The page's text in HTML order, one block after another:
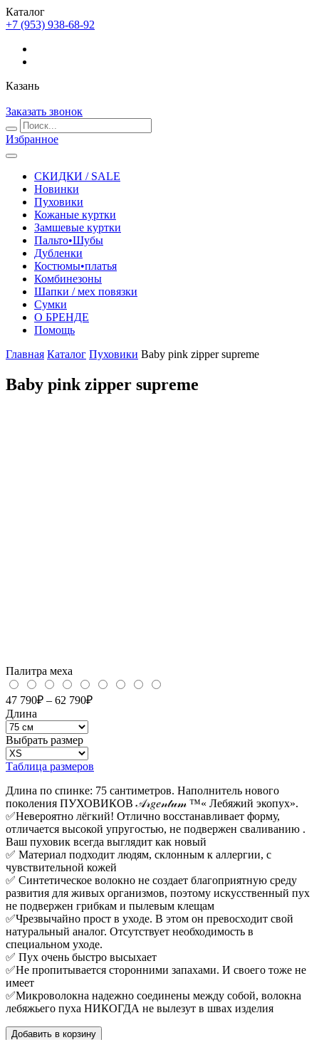
Каталог
+7 (953) 938-68-92
Казань
Заказать звонок
Избранное
СКИДКИ / SALE
Новинки
Пуховики
Кожаные куртки
Замшевые куртки
Пальто•Шубы
Дубленки
Костюмы•платья
Комбинезоны
Шапки / мех повязки
Сумки
О БРЕНДЕ
Помощь
Главная Каталог Пуховики Baby pink zipper supreme
Baby pink zipper supreme
Палитра меха
47 790₽ – 62 790₽
Длина
Выбрать размер
Таблица размеров
Длина по спинке: 75 сантиметров. Наполнитель нового
поколения ПУХОВИКОВ 𝒜𝓇𝑔𝑒𝓃𝓉𝓊𝓂 ™️« Лебяжий экопух».
✅Невероятно лёгкий! Отлично восстанавливает форму,
отличается высокой упругостью, не подвержен сваливанию .
Ваш пуховик всегда выглядит как новый
✅ Материал подходит людям, склонным к аллергии, с
чувствительной кожей
✅ Синтетическое волокно не создает благоприятную среду
развития для живых организмов, поэтому искусственный пух
не подвержен грибкам и пылевым клещам
✅Чрезвычайно прост в уходе. В этом он превосходит свой
натуральный аналог. Отсутствует необходимость в
специальном уходе.
✅ Пух очень быстро высыхает
✅Не пропитывается сторонними запахами. И своего тоже не
имеет
✅Микроволокна надежно соединены между собой, волокна
лебяжьего пуха НИКОГДА не вылезут в швах изделия
Добавить в корзину